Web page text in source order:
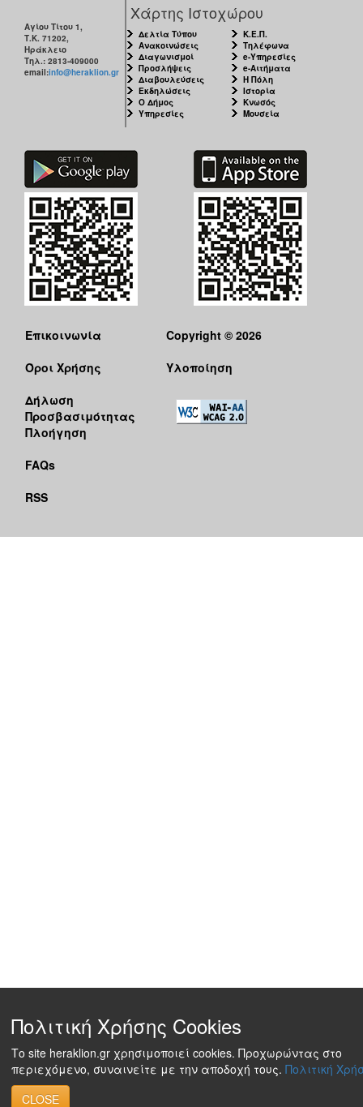
Αγίου Τίτου 1,
Τ.Κ. 71202,
Ηράκλειο
Τηλ.: 2813-409000
email:info@heraklion.gr
Χάρτης Ιστοχώρου
Δελτία Τύπου
Ανακοινώσεις
Διαγωνισμοί
Προσλήψεις
Διαβουλεύσεις
Εκδηλώσεις
Ο Δήμος
Υπηρεσίες
Κ.Ε.Π.
Τηλέφωνα
e-Υπηρεσίες
e-Αιτήματα
Η Πόλη
Ιστορία
Κνωσός
Μουσεία
Επικοινωνία
Όροι Χρήσης
Δήλωση
Προσβασιμότητας
Πλοήγηση
FAQs
RSS
Copyright © 2026
Υλοποίηση
Πολιτική Χρήσης Cookies
Το site heraklion.gr χρησιμοποιεί cookies. Προχωρώντας στο
περιεχόμενο, συναινείτε με την αποδοχή τους. Πολιτική
CLOSE